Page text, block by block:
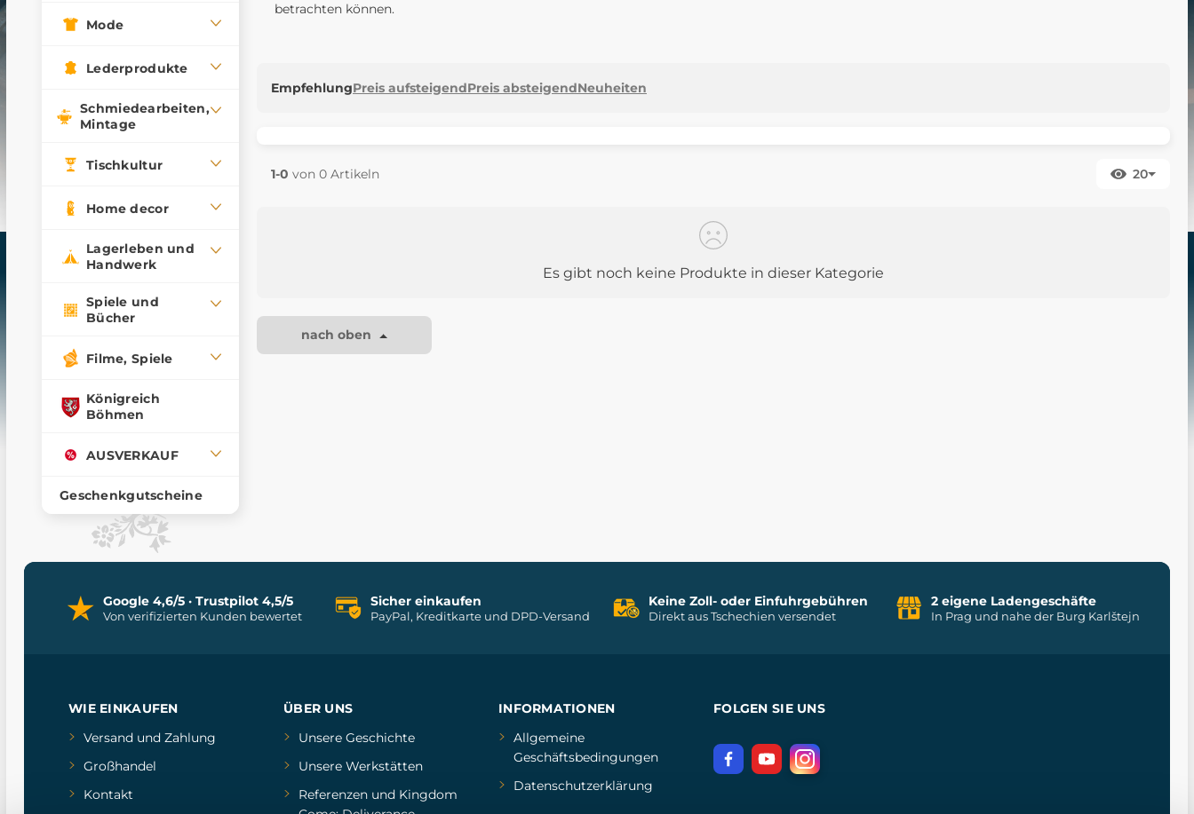
Mode
Lederprodukte
Schmiedearbeiten,
Mintage
Tischkultur
Home decor
Lagerleben und
Handwerk
Spiele und
Bücher
Filme, Spiele
Königreich
Böhmen
AUSVERKAUF
Geschenkgutscheine
betrachten können.
EmpfehlungPreis aufsteigendPreis absteigendNeuheiten
1-0 von 0 Artikeln 20
Es gibt noch keine Produkte in dieser Kategorie
nach oben
Google 4,6/5 · Trustpilot 4,5/5
Von verifizierten Kunden bewertet
Sicher einkaufen
PayPal, Kreditkarte und DPD-Versand
Keine Zoll- oder Einfuhrgebühren
Direkt aus Tschechien versendet
2 eigene Ladengeschäfte
In Prag und nahe der Burg Karlštejn
WIE EINKAUFEN
Versand und Zahlung
Großhandel
Kontakt
ÜBER UNS
Unsere Geschichte
Unsere Werkstätten
Referenzenund Kingdom
INFORMATIONEN
Allgemeine
Geschäftsbedingungen
Datenschutzerklärung
FOLGEN SIE UNS